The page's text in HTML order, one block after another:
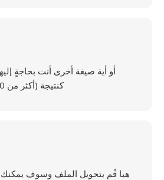
كنتيجة (أكثر من 200 صيغة مدعومة)
هيا قُم بتحويل الملف وسوف يمكنك